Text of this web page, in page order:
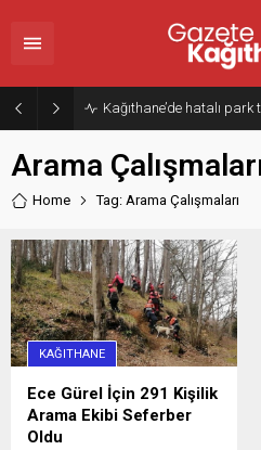
Arama
Home Tag: Arama Çalışmaları
KAĞITHANE
Ece Gürel İçin 291 Kişilik
Arama Ekibi Seferber
Oldu